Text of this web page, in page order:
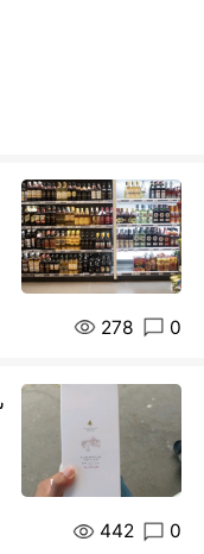
278 0
442 0